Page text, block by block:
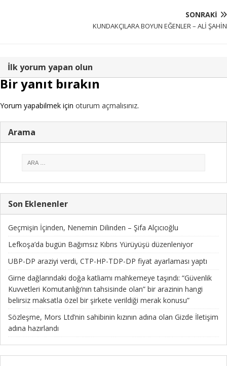
SONRAKI
KUNDAKÇILARA BOYUN EĞENLER – ALİ ŞAHİN
İlk yorum yapan olun
Bir yanıt bırakın
Yorum yapabilmek için oturum açmalısınız.
Arama
Son Eklenenler
Geçmişin İçinden, Nenemin Dilinden – Şifa Alçıcıoğlu
Lefkoşa’da bugün Bağımsız Kıbrıs Yürüyüşü düzenleniyor
UBP-DP araziyi verdi, CTP-HP-TDP-DP fiyat ayarlaması yaptı
Girne dağlarındaki doğa katliamı mahkemeye taşındı: “Güvenlik
Kuvvetleri Komutanlığı’nın tahsisinde olan” bir arazinin hangi
belirsiz maksatla özel bir şirkete verildiği merak konusu”
Sözleşme, Mors Ltd’nin sahibinin kızının adına olan Gizde İletişim
adına hazırlandı